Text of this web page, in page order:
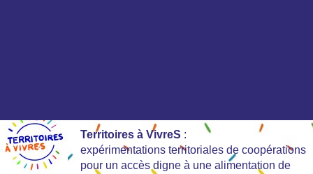
Territoires à VivreS :
expérimentations territoriales de coopérations
pour un accès digne à une alimentation de